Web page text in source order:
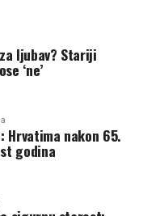
ljubav? Stariji
‘ne’
Hrvatima nakon 65.
godina